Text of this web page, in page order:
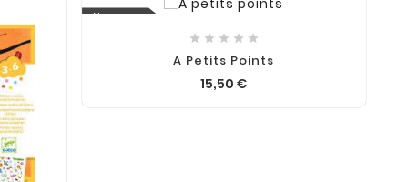
Nouveau
    
A Petits Points
15,50 €